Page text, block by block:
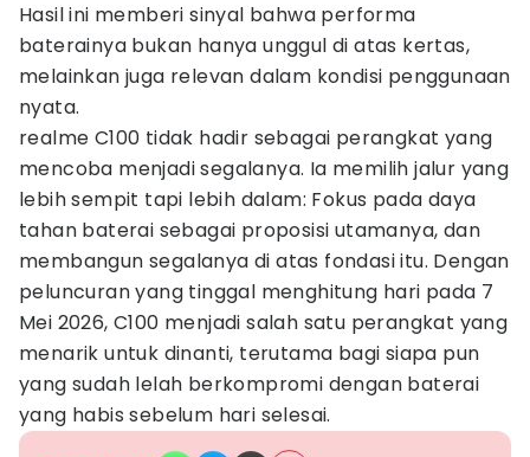
Hasil ini memberi sinyal bahwa performa
baterainya bukan hanya unggul di atas kertas,
melainkan juga relevan dalam kondisi penggunaan
nyata.
realme C100 tidak hadir sebagai perangkat yang
mencoba menjadi segalanya. Ia memilih jalur yang
lebih sempit tapi lebih dalam: Fokus pada daya
tahan baterai sebagai proposisi utamanya, dan
membangun segalanya di atas fondasi itu. Dengan
peluncuran yang tinggal menghitung hari pada 7
Mei 2026, C100 menjadi salah satu perangkat yang
menarik untuk dinanti, terutama bagi siapa pun
yang sudah lelah berkompromi dengan baterai
yang habis sebelum hari selesai.